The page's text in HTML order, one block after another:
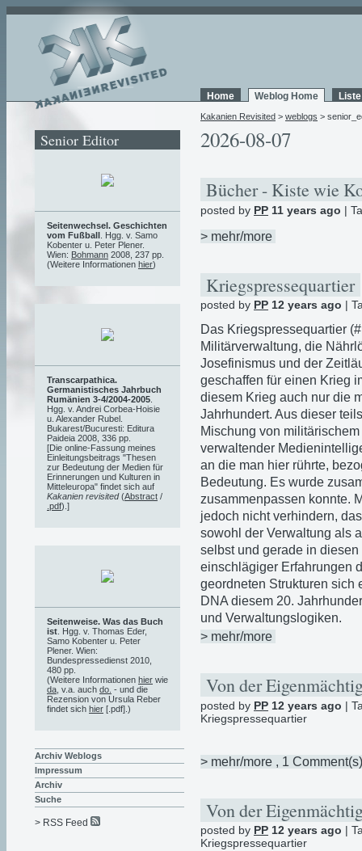
Home Weblog Home
Kakanien Revisited > weblogs >
2026-08-07
Bücher - Kiste wie
posted by PP 11 years ago |
> mehr/more
Kriegspressequartier
posted by PP 12 years ago |
Das Kriegspressequartier
Militärverwaltung, die
Josefinismus und der
geschaffen für einen Krieg
diesem Krieg auch nur die
Jahrhundert. Aus dieser
Mischung von
verwaltender
an die man hier rührte,
Bedeutung. Es wurde
zusammenpassen konnte.
jedoch nicht verhindern,
sowohl der Verwaltung als
selbst und gerade in
einschlägiger Erfahrungen
geordneten Strukturen sich
DNA diesem 20.
und Verwaltungslogiken.
> mehr/more
Von der
posted by PP 12 years ago |
Kriegspressequartier
> mehr/more , 1 Comment(s)
Von der
posted by PP 12 years ago |
Kriegspressequartier
Senior Editor
Seitenwechsel. Geschichten
vom Fußball . Hgg. v. Samo
Kobenter u. Peter Plener.
Wien: Bohmann 2008, 237 pp.
(Weitere Informationen hier)
Transcarpathica.
Germanistisches Jahrbuch
Rumänien 3-4/2004-2005
Hgg. v. Andrei Corbea-Hoisie
u. Alexander Rubel.
Bukarest/Bucuresti: Editura
Paideia 2008, 336 pp.
[Die online-Fassung meines
Einleitungsbeitrags "Thesen
zur Bedeutung der Medien für
Erinnerungen und Kulturen in
Mitteleuropa" findet sich auf
Kakanien revisited(Abstract /
.pdf).]
Seitenweise. Was das Buch
ist . Hgg. v. Thomas Eder,
Samo Kobenter u. Peter
Plener. Wien:
Bundespressedienst 2010,
480 pp.
(Weitere Informationen hier wie
da , v.a. auch do. - und die
Rezension von Ursula Reber
findet sich hier [.pdf].)
Archiv Weblogs
Impressum
Archiv
Suche
> RSS Feed